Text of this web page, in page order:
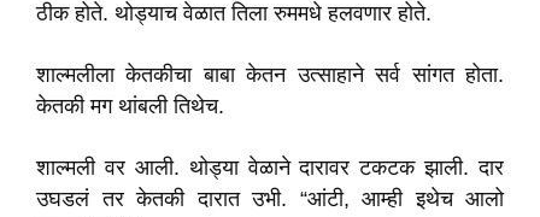
ठीक होते. थोड्याच वेळात तिला रुममधे हलवणार होते.
शाल्मलीला केतकीचा बाबा केतन उत्साहाने सर्व सांगत होता.
केतकी मग थांबली तिथेच.
शाल्मली वर आली. थोड्या वेळाने दारावर टकटक झाली. दार
उघडलं तर केतकी दारात उभी. “आंटी, आम्ही इथेच आलो